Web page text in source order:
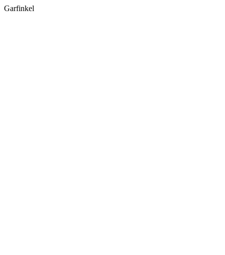
Garfinkel